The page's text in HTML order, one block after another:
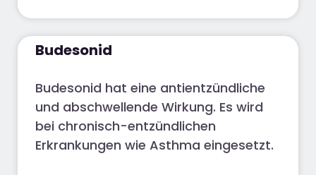
Budesonid
Budesonid hat eine antientzündliche
und abschwellende Wirkung. Es wird
bei chronisch-entzündlichen
Erkrankungen wie Asthma eingesetzt.